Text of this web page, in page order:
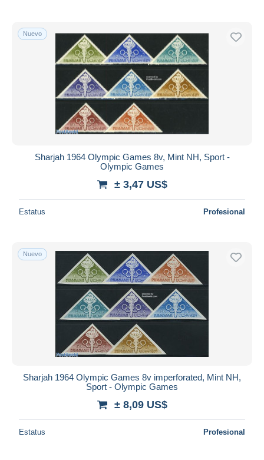
Nuevo
Sharjah 1964 Olympic Games 8v, Mint NH, Sport -
Olympic Games
± 3,47 US$
Estatus Profesional
Nuevo
Sharjah 1964 Olympic Games 8v imperforated, Mint NH,
Sport - Olympic Games
± 8,09 US$
Estatus Profesional